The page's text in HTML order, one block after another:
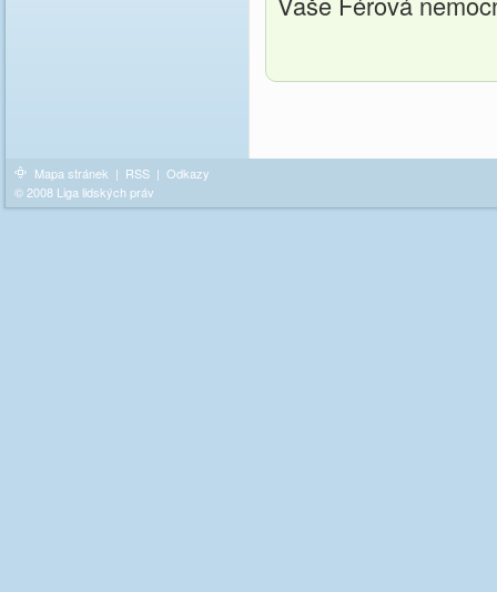
Mapa stránek | RSS | Odkazy
© 2008 Liga lidských práv